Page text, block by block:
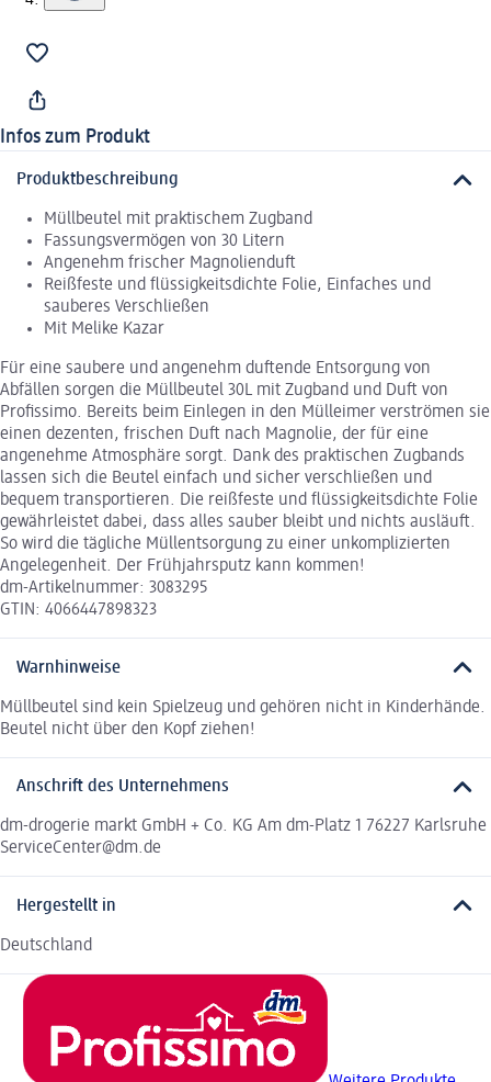
Infos zum Produkt
Produktbeschreibung
Müllbeutel mit praktischem Zugband
Fassungsvermögen von 30 Litern
Angenehm frischer Magnolienduft
Reißfeste und flüssigkeitsdichte Folie, Einfaches und
sauberes Verschließen
Mit Melike Kazar
Für eine saubere und angenehm duftende Entsorgung von
Abfällen sorgen die Müllbeutel 30L mit Zugband und Duft von
Profissimo. Bereits beim Einlegen in den Mülleimer verströmen sie
einen dezenten, frischen Duft nach Magnolie, der für eine
angenehme Atmosphäre sorgt. Dank des praktischen Zugbands
lassen sich die Beutel einfach und sicher verschließen und
bequem transportieren. Die reißfeste und flüssigkeitsdichte Folie
gewährleistet dabei, dass alles sauber bleibt und nichts ausläuft.
So wird die tägliche Müllentsorgung zu einer unkomplizierten
Angelegenheit. Der Frühjahrsputz kann kommen!
dm-Artikelnummer: 3083295
GTIN: 4066447898323
Warnhinweise
Müllbeutel sind kein Spielzeug und gehören nicht in Kinderhände.
Beutel nicht über den Kopf ziehen!
Anschrift des Unternehmens
dm-drogerie markt GmbH + Co. KG Am dm-Platz 1 76227 Karlsruhe
ServiceCenter@dm.de
Hergestellt in
Deutschland